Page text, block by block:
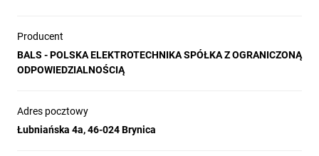
Producent
BALS - POLSKA ELEKTROTECHNIKA SPÓŁKA Z OGRANICZONĄ
ODPOWIEDZIALNOŚCIĄ
Adres pocztowy
Łubniańska 4a, 46-024 Brynica